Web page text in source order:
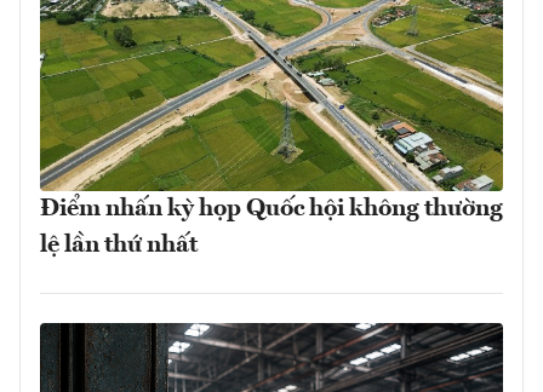
Điểm nhấn kỳ họp Quốc hội không thường
lệ lần thứ nhất